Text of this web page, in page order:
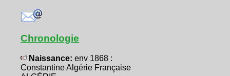
Chronologie
Naissance: env 1868 :
Constantine Algérie Française